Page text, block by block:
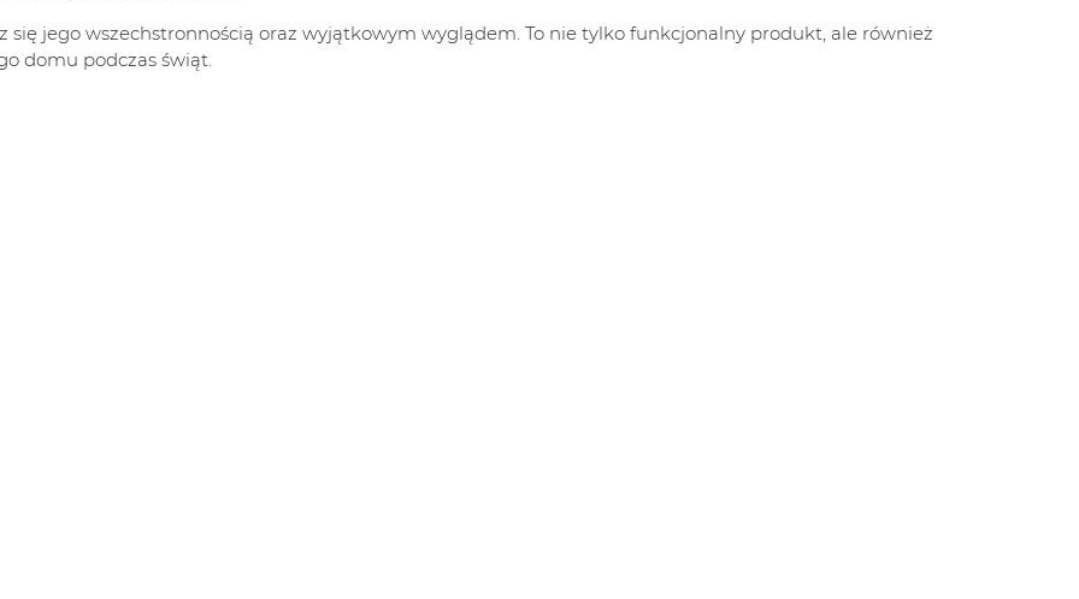
jego wszechstronnością oraz wyjątkowym wyglądem. To nie tylko funkcjonalny produkt, ale również
domu podczas świąt.